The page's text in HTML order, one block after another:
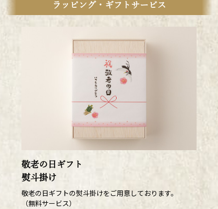
ラッピング・ギフトサービス
敬老の日ギフト
熨斗掛け
敬老の日ギフトの熨斗掛けをご用意しております。
（無料サービス）